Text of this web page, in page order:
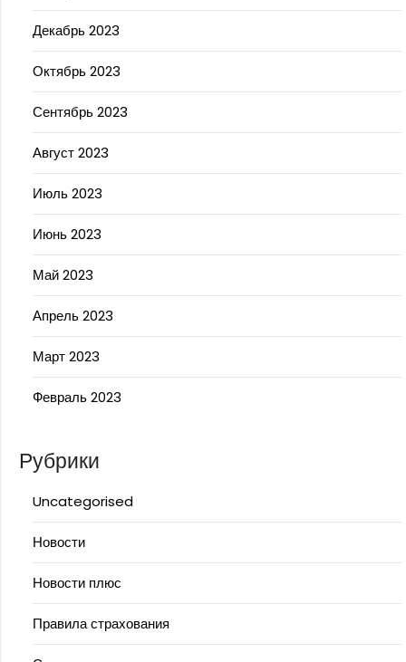
Декабрь 2023
Октябрь 2023
Сентябрь 2023
Август 2023
Июль 2023
Июнь 2023
Май 2023
Апрель 2023
Март 2023
Февраль 2023
Рубрики
Uncategorised
Новости
Новости плюс
Правила страхования